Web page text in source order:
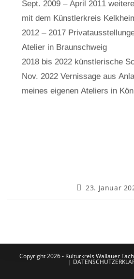
Sept. 2009 – April 2011
mit dem Künstlerkreis
2012 – 2017
Atelier in Braunschweig
2018 bis 2022 künstlerische
Nov. 2022 Vernissage aus
meines eigenen Ateliers in
23. Januar
Copyright 2026 - Kulturkreis Wallauer
|